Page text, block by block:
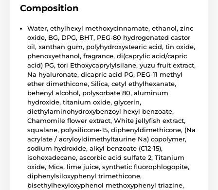
Composition
Water, ethylhexyl methoxycinnamate, ethanol, zinc
oxide, BG, DPG, BHT, PEG-80 hydrogenated castor
oil, xanthan gum, polyhydroxystearic acid, tin oxide,
phenoxyethanol, fragrance, di(caprylic acid/capric
acid) PG, tori Ethoxycaprylylsilane, yuzu fruit extract,
Na hyaluronate, dicapric acid PG, PEG-11 methyl
ether dimethicone, Silica, cetyl ethylhexanate,
behenyl alcohol, polysorbate 80, aluminum
hydroxide, titanium oxide, glycerin,
diethylaminohydroxybenzoyl hexyl benzoate,
Chamomile flower extract, White jellyfish extract,
squalane, polysilicone-15, diphenyldimethicone, (Na
acrylate / acryloyldimethyltaurine Na) copolymer,
sodium hydroxide, alkyl benzoate (C12-15),
isohexadecane, ascorbic acid sulfate 2, Titanium
oxide, Mica, lime juice, synthetic fluorophlogopite,
diphenylsiloxyphenyl trimethicone,
bisethylhexyloxyphenol methoxyphenyl triazine,